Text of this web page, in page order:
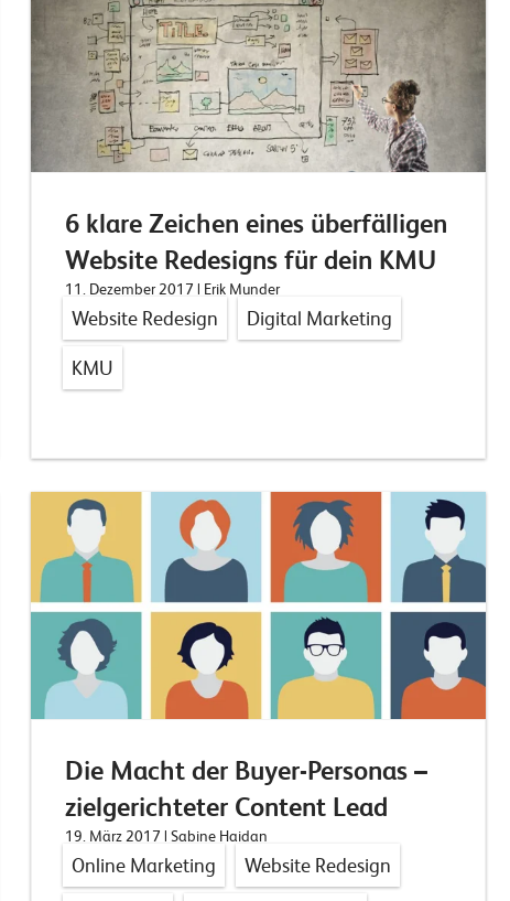
6 klare Zeichen eines überfälligen
Website Redesigns für dein KMU
11. Dezember 2017 | Erik Munder
Website Redesign Digital Marketing
KMU
Die Macht der Buyer-Personas –
zielgerichteter Content Lead
19. März 2017 | Sabine Haidan
Online Marketing Website Redesign